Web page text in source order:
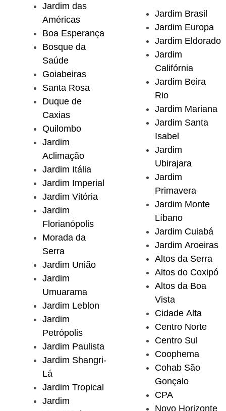
Jardim das
Américas
Boa Esperança
Bosque da
Saúde
Goiabeiras
Santa Rosa
Duque de
Caxias
Quilombo
Jardim
Aclimação
Jardim Itália
Jardim Imperial
Jardim Vitória
Jardim
Florianópolis
Morada da
Serra
Jardim União
Jardim
Umuarama
Jardim Leblon
Jardim
Petrópolis
Jardim Paulista
Jardim Shangri-
Lá
Jardim Tropical
Jardim
Jardim Brasil
Jardim Europa
Jardim Eldorado
Jardim
Califórnia
Jardim Beira
Rio
Jardim Mariana
Jardim Santa
Isabel
Jardim
Ubirajara
Jardim
Primavera
Jardim Monte
Líbano
Jardim Cuiabá
Jardim Aroeiras
Altos da Serra
Altos do Coxipó
Altos da Boa
Vista
Cidade Alta
Centro Norte
Centro Sul
Coophema
Cohab São
Gonçalo
CPA
Novo Horizonte